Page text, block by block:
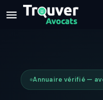
Annuaire vérifié —